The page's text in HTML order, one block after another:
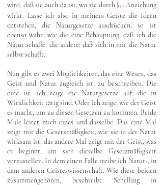
wird, daß sie auch da ist, wo sie durch 142 Anziehung
wirkt. Lasse ich also in meinem Geiste die Ideen
entstehen, die Naturgesetze ausdrücken, so ist
ebenso wahr, wie die eine Behauptung: daß ich die
Natur schaffe, die andere: daß sich in mir die Natur
selbst schafft.
Nun gibt es zwei Möglichkeiten, das eine Wesen, das
Geist und Natur zugleich ist, zu beschreiben. Die
eine ist: ich zeige die Naturgesetze auf, die in
Wirklichkeit tätig sind. Oder ich zeige, wie der Geist
es macht, um zu diesen Gesetzen zu kommen. Beide
Male leitet mich eines und dasselbe. Das eine Mal
zeigt mir die Gesetzmäßigkeit, wie sie in der Natur
wirksam ist; das andere Mal zeigt mir der Geist, was
er beginnt, um sich dieselbe Gesetzmäßigkeit
vorzustellen. In dem einen Falle treibe ich Natur-, in
dem anderen Geisteswissenschaft. Wie diese beiden
zusammengehören, beschreibt Schelling in